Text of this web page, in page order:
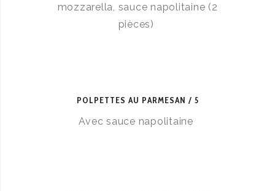
mozzarella, sauce napolitaine (2
pièces)
POLPETTES AU PARMESAN 5
Avec sauce napolitaine